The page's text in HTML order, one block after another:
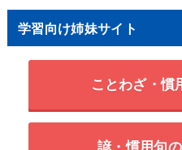
学習向け姉妹サイト
ことわざ・慣
諺・慣用句